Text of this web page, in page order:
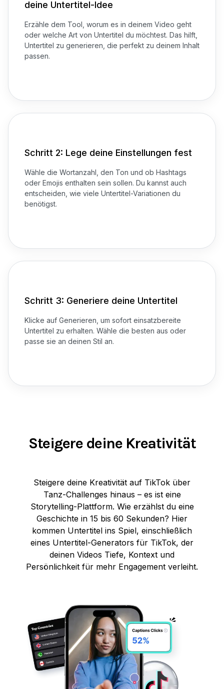
deine Untertitel-Idee
Erzähle dem Tool, worum es in deinem Video geht
oder welche Art von Untertitel du möchtest. Das hilft,
Untertitel zu generieren, die perfekt zu deinem Inhalt
passen.
Schritt 2: Lege deine Einstellungen fest
Wähle die Wortanzahl, den Ton und ob Hashtags
oder Emojis enthalten sein sollen. Du kannst auch
entscheiden, wie viele Untertitel-Variationen du
benötigst.
Schritt 3: Generiere deine Untertitel
Klicke auf Generieren, um sofort einsatzbereite
Untertitel zu erhalten. Wähle die besten aus oder
passe sie an deinen Stil an.
Steigere deine Kreativität
Steigere deine Kreativität auf TikTok über
Tanz-Challenges hinaus – es ist eine
Storytelling-Plattform. Wie erzählst du eine
Geschichte in 15 bis 60 Sekunden? Hier
kommen Untertitel ins Spiel, einschließlich
eines Untertitel-Generators für TikTok, der
deinen Videos Tiefe, Kontext und
Persönlichkeit für mehr Engagement verleiht.